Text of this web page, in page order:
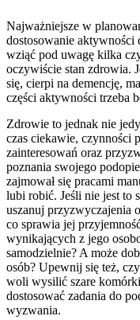
Najważniejsze w
dostosowanie aktywności
wziąć pod uwagę kilka
oczywiście stan zdrowia.
się, cierpi na demencję,
części aktywności trzeba
Zdrowie to jednak nie
czas ciekawie, czynności
zainteresowań oraz
poznania swojego
zajmował się pracami
lubi robić. Jeśli nie jest to
uszanuj przyzwyczajenia
co sprawia jej
wynikających z jego
samodzielnie? A może
osób? Upewnij się też,
woli wysilić szare
dostosować zadania do
wyzwania.